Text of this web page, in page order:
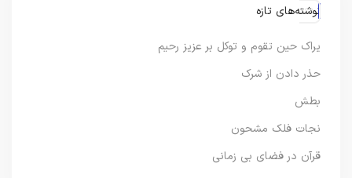
نوشته‌های تازه
یراک حین تقوم و توکل بر عزیز رحیم
حذر دادن از شرک
بطش
نجات فلک مشحون
قرآن در فضای بی زمانی